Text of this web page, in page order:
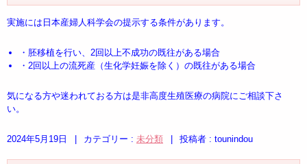
実施には日本産婦人科学会の提示する条件があります。
・胚移植を行い、2回以上不成功の既往がある場合
・2回以上の流死産（生化学妊娠を除く）の既往がある場合
気になる方や迷われておる方は是非高度生殖医療の病院にご相談下さ
い。
2024年5月19日 カテゴリー : 未分類 投稿者 : tounindou